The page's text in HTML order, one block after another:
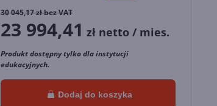
30 045,17zł bez VAT
23 994,41 zł netto / mies.
Produkt dostępny tylko dla instytucji
edukacyjnych.
Dodaj do koszyka